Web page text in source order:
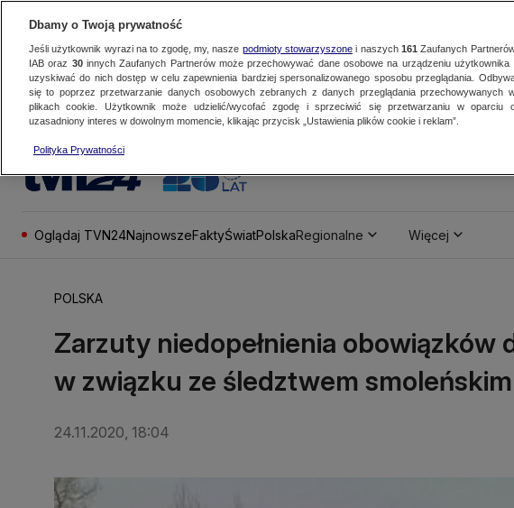
Oglądaj TVN24NajnowszeFaktyŚwiatPolskaRegionalne Więcej
POLSKA
Zarzuty niedopełnienia obowiązków
w związku ze śledztwem smoleńskim
24.11.2020, 18:04
Dbamy o Twoją prywatność
Jeśli użytkownik wyrazi na to zgodę, my, nasze podmioty stowarzyszonei naszych 161 Zaufanych
IAB oraz 30innych Zaufanych Partnerów może przechowywać dane osobowe na urządzeniu użytkownika
uzyskiwać do nich dostęp w celu zapewnienia bardziej spersonalizowanego sposobu przeglądania.
się to poprzez przetwarzanie danych osobowych zebranych z danych przeglądania przechowywanych
plikach cookie. Użytkownik może udzielić/wycofać zgodę i sprzeciwić się przetwarzaniu w oparciu
uzasadniony interes w dowolnym momencie, klikając przycisk „Ustawienia plików cookie i reklam”.
Polityka Prywatności